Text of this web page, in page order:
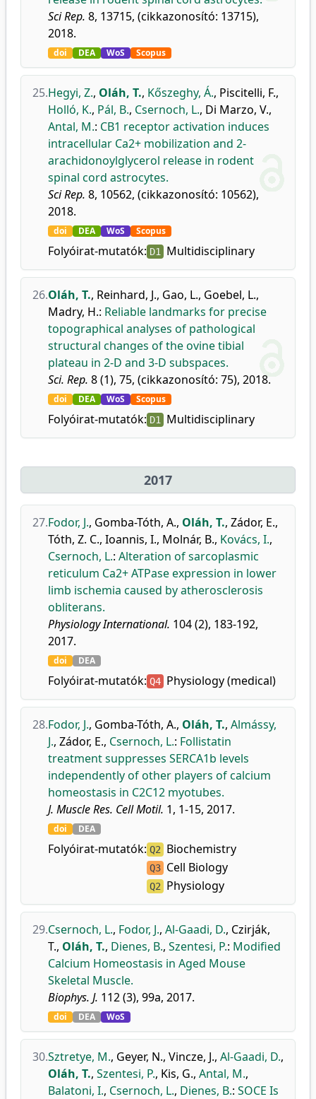
Sci Rep. 8, 13715, (cikkazonosító: 13715),
2018.
doi DEA WoS Scopus
25.Hegyi, Z., Oláh, T., Kőszeghy, Á., Piscitelli, F.,
Holló, K., Pál, B., Csernoch, L., Di Marzo, V.,
Antal, M.: CB1 receptor activation induces
intracellular Ca2+ mobilization and 2-
arachidonoylglycerol release in rodent
spinal cord astrocytes.
Sci Rep. 8, 10562, (cikkazonosító: 10562),
2018.
doi DEA WoS Scopus
Folyóirat-mutatók: D1 Multidisciplinary
26.Oláh, T., Reinhard, J., Gao, L., Goebel, L.,
Madry, H.: Reliable landmarks for precise
topographical analyses of pathological
structural changes of the ovine tibial
plateau in 2-D and 3-D subspaces.
Sci. Rep. 8 (1), 75, (cikkazonosító: 75), 2018.
doi DEA WoS Scopus
Folyóirat-mutatók: D1 Multidisciplinary
2017
27.Fodor, J., Gomba-Tóth, A., Oláh, T., Zádor, E.,
Tóth, Z. C., Ioannis, I., Molnár, B., Kovács, I.,
Csernoch, L.: Alteration of sarcoplasmic
reticulum Ca2+ ATPase expression in lower
limb ischemia caused by atherosclerosis
obliterans.
Physiology International. 104 (2), 183-192,
2017.
doi DEA
Folyóirat-mutatók: Q4 Physiology (medical)
28.Fodor, J., Gomba-Tóth, A., Oláh, T., Almássy,
J., Zádor, E., Csernoch, L.: Follistatin
treatment suppresses SERCA1b levels
independently of other players of calcium
homeostasis in C2C12 myotubes.
J. Muscle Res. Cell Motil. 1, 1-15, 2017.
doi DEA
Folyóirat-mutatók: Q2 Biochemistry
Q3 Cell Biology
Q2 Physiology
29.Csernoch, L., Fodor, J., Al-Gaadi, D., Czirják,
T., Oláh, T., Dienes, B., Szentesi, P.: Modified
Calcium Homeostasis in Aged Mouse
Skeletal Muscle.
Biophys. J. 112 (3), 99a, 2017.
doi DEA WoS
30.Sztretye, M., Geyer, N., Vincze, J., Al-Gaadi, D.,
Oláh, T., Szentesi, P., Kis, G., Antal, M.,
Balatoni, I., Csernoch, L., Dienes, B.: SOCE Is